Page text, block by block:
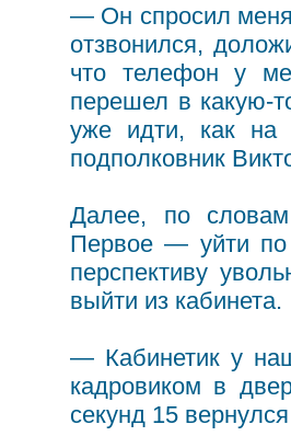
— Он спросил
отзвонился,
что телефон у
перешел в какую-
уже идти, как на
подполковник
Далее, по
Первое — уйти по
перспективу
выйти из кабинета.
— Кабинетик у
кадровиком в
секунд 15